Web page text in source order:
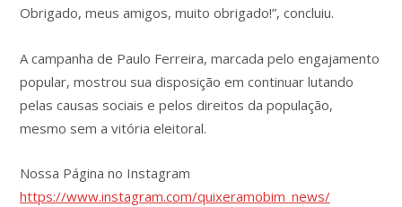
Obrigado, meus amigos, muito obrigado!”, concluiu.
A campanha de Paulo Ferreira, marcada pelo engajamento
popular, mostrou sua disposição em continuar lutando
pelas causas sociais e pelos direitos da população,
mesmo sem a vitória eleitoral.
Nossa Página no Instagram
https://www.instagram.com/quixeramobim_news/